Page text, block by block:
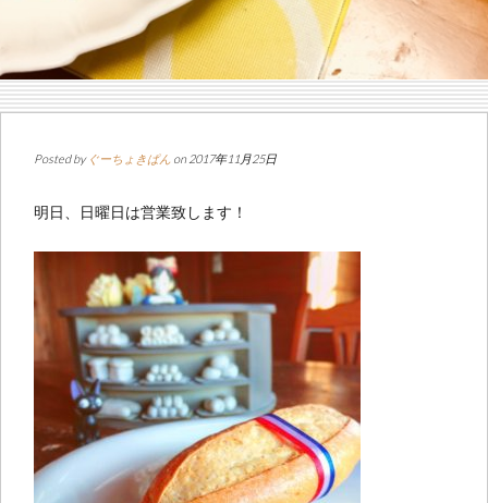
Posted by ぐーちょきぱん on 2017年11月25日
明日、日曜日は営業致します！